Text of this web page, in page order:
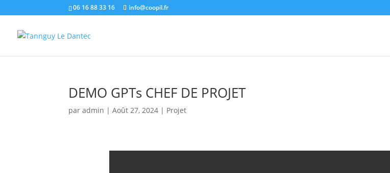
06 16 88 33 16 info@coopil.fr
DEMO GPTs CHEF DE PROJET
paradmin |Août 27, 2024 | Projet